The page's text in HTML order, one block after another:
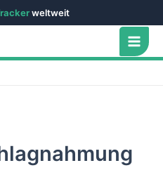
weltweit